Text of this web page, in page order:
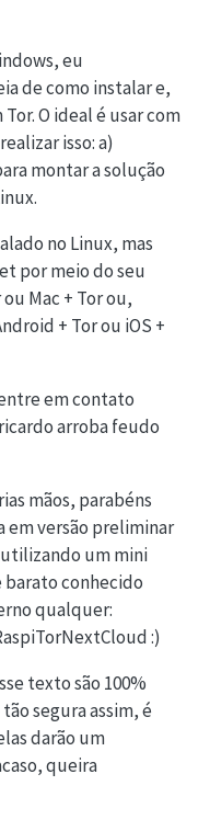
eu
de como instalar e,
O ideal é usar com
isso: a)
montar a solução
no Linux, mas
por meio do seu
Mac + Tor ou,
+ Tor ou iOS +
em contato
arroba feudo
mãos, parabéns
em versão preliminar
um mini
conhecido
qualquer:
:)
texto são 100%
segura assim, é
darão um
queira